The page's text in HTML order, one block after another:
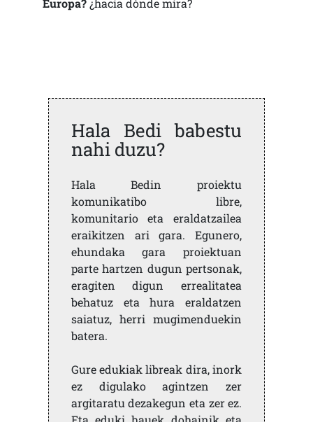
Europa?¿hacia dónde mira?
Hala Bedi babestu
nahi duzu?
Hala Bedin proiektu
komunikatibo libre,
komunitario eta eraldatzailea
eraikitzen ari gara. Egunero,
ehundaka gara proiektuan
parte hartzen dugun pertsonak,
eragiten digun errealitatea
behatuz eta hura eraldatzen
saiatuz, herri mugimenduekin
batera.
Gure edukiak libreak dira, inork
ez digulako agintzen zer
argitaratu dezakegun eta zer ez.